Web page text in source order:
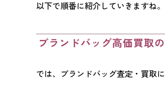
以下で順番に紹介していきますね。
ブランドバッグ高価買取
では、ブランドバッグ査定・買取